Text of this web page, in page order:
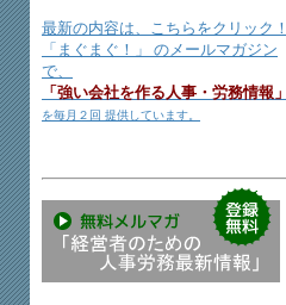
最新の内容は、こちらをクリック！
「まぐまぐ！」 のメールマガジン
で、
「強い会社を作る人事・労務情報」
を毎月２回 提供しています。